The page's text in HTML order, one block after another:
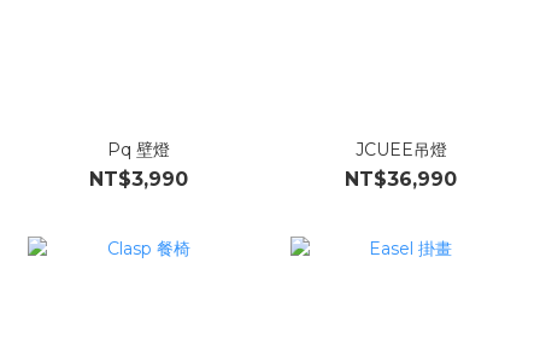
Pq 壁燈
NT$3,990
JCUEE吊燈
NT$36,990